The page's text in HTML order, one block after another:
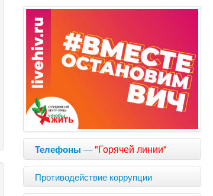
Телефоны —"Горячей линии"
Противодействие коррупции